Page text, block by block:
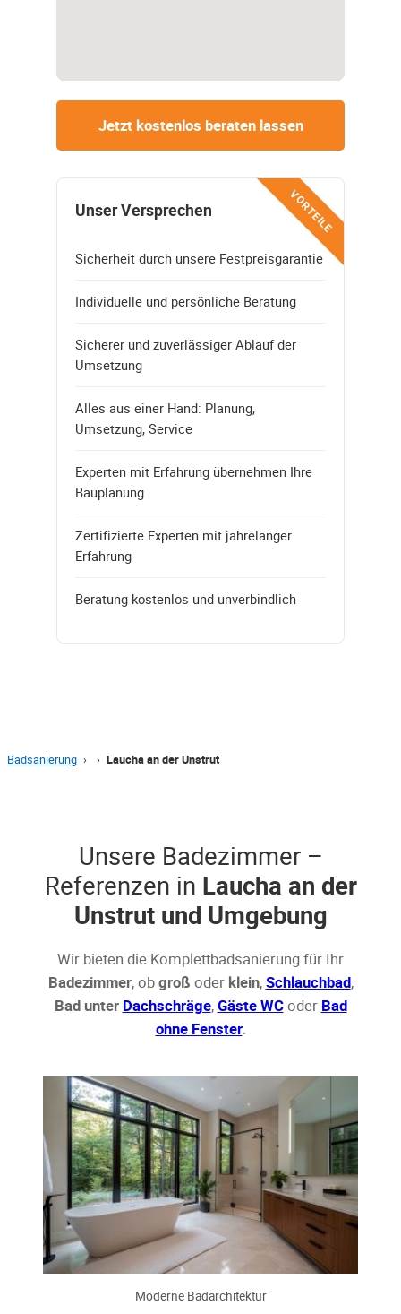
Jetzt kostenlos beraten lassen
VORTEILE
Unser Versprechen
Sicherheit durch unsere Festpreisgarantie
Individuelle und persönliche Beratung
Sicherer und zuverlässiger Ablauf der
Umsetzung
Alles aus einer Hand: Planung,
Umsetzung, Service
Experten mit Erfahrung übernehmen Ihre
Bauplanung
Zertifizierte Experten mit jahrelanger
Erfahrung
Beratung kostenlos und unverbindlich
Badsanierung › › Laucha an der Unstrut
Unsere Badezimmer –
Referenzen in Laucha an der
Unstrut und Umgebung
Wir bieten die Komplettbadsanierung für Ihr
Badezimmer, obgroß oder klein,Schlauchbad,
Bad unter Dachschräge,Gäste WCoder Bad
ohne Fenster.
Moderne Badarchitektur